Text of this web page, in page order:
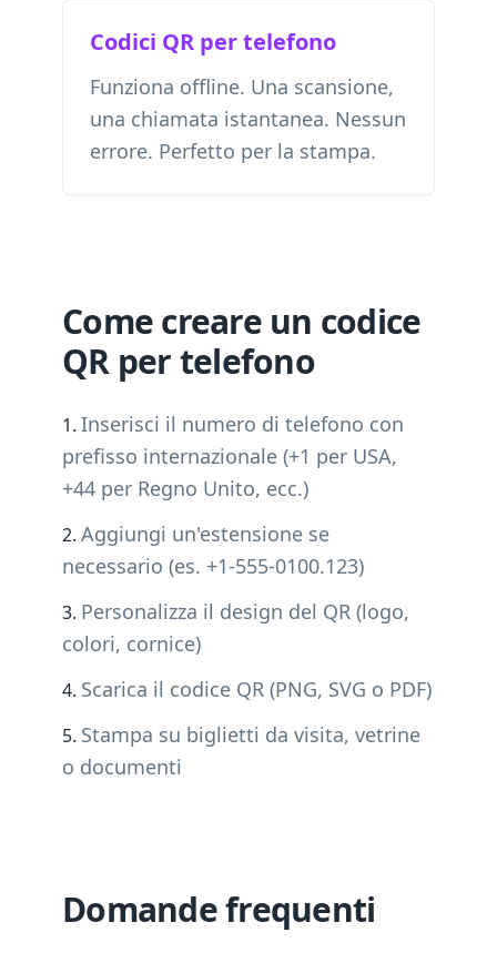
Codici QR per telefono
Funziona offline. Una scansione,
una chiamata istantanea. Nessun
errore. Perfetto per la stampa.
Come creare un codice
QR per telefono
Inserisci il numero di telefono con
prefisso internazionale (+1 per USA,
+44 per Regno Unito, ecc.)
Aggiungi un'estensione se
necessario (es. +1-555-0100.123)
Personalizza il design del QR (logo,
colori, cornice)
Scarica il codice QR (PNG, SVG o PDF)
Stampa su biglietti da visita, vetrine
o documenti
Domande frequenti